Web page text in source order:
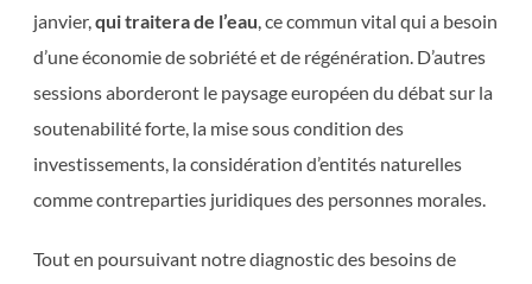
janvier,qui traitera de l’eau, ce commun vital qui a besoin
d’une économie de sobriété et de régénération. D’autres
sessions aborderont le paysage européen du débat sur la
soutenabilité forte, la mise sous condition des
investissements, la considération d’entités naturelles
comme contreparties juridiques des personnes morales.
Tout en poursuivant notre diagnostic des besoins de